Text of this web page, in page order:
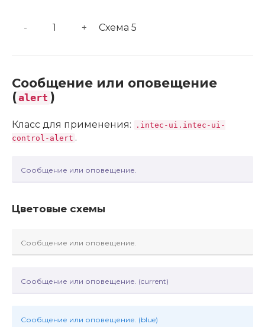
- + Схема 5
Сообщение или оповещение
(alert )
Класс для применения:
.intec-ui.intec-ui-
control-alert .
Сообщение или оповещение.
Цветовые схемы
Сообщение или оповещение.
Сообщение или оповещение. (current)
Сообщение или оповещение. (blue)